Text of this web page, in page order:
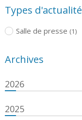
Types d'actualité
Salle de presse (1)
Archives
2026
2025